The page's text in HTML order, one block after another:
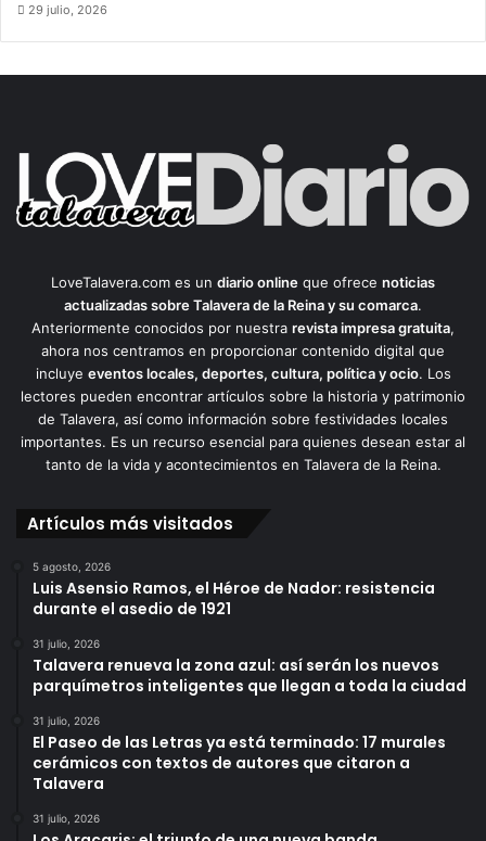
29 julio, 2026
LoveTalavera.com es un diario online que ofrece noticias
actualizadas sobre Talavera de la Reina y su comarca.
Anteriormente conocidos por nuestra revista impresa gratuita,
ahora nos centramos en proporcionar contenido digital que
incluye eventos locales, deportes, cultura, política y ocio. Los
lectores pueden encontrar artículos sobre la historia y patrimonio
de Talavera, así como información sobre festividades locales
importantes. Es un recurso esencial para quienes desean estar al
tanto de la vida y acontecimientos en Talavera de la Reina.
Artículos más visitados
5 agosto, 2026
Luis Asensio Ramos, el Héroe de Nador: resistencia
durante el asedio de 1921
31 julio, 2026
Talavera renueva la zona azul: así serán los nuevos
parquímetros inteligentes que llegan a toda la ciudad
31 julio, 2026
El Paseo de las Letras ya está terminado: 17 murales
cerámicos con textos de autores que citaron a
Talavera
31 julio, 2026